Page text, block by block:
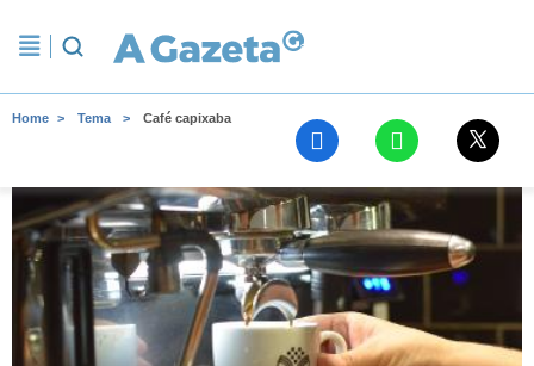
Home Tema Café capixaba